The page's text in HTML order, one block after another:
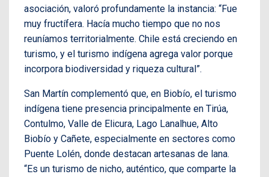
asociación, valoró profundamente la instancia: “Fue
muy fructífera. Hacía mucho tiempo que no nos
reuníamos territorialmente. Chile está creciendo en
turismo, y el turismo indígena agrega valor porque
incorpora biodiversidad y riqueza cultural”.
San Martín complementó que, en Biobío, el turismo
indígena tiene presencia principalmente en Tirúa,
Contulmo, Valle de Elicura, Lago Lanalhue, Alto
Biobío y Cañete, especialmente en sectores como
Puente Lolén, donde destacan artesanas de lana.
“Es un turismo de nicho, auténtico, que comparte la